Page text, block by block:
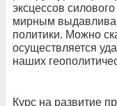
эксцессов
мирным
политики. Можно
осуществляется
наших
Курс на развитие